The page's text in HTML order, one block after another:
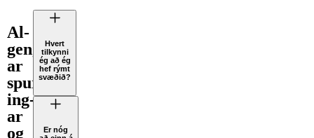
Al­
geng­
ar
spurn­
ing­
ar
og
Hvert
tilkynni
ég að ég
hef rýmt
svæðið?
Er nóg